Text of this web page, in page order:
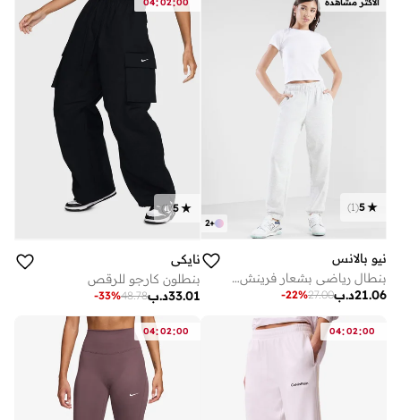
الأكثر مشاهدة
+
2
5
(
1
)
نيو بالانس
بنطال رياضي بشعار فرينش تيري
د.ب21.06
27.00
-22%
04 02 00
5
(
1
)
نايكي
بنطلون كارجو للرقص
د.ب33.01
48.78
-33%
04:02:00
04:02:00